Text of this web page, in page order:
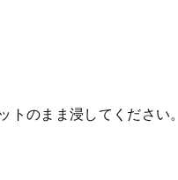
のまま浸してください。